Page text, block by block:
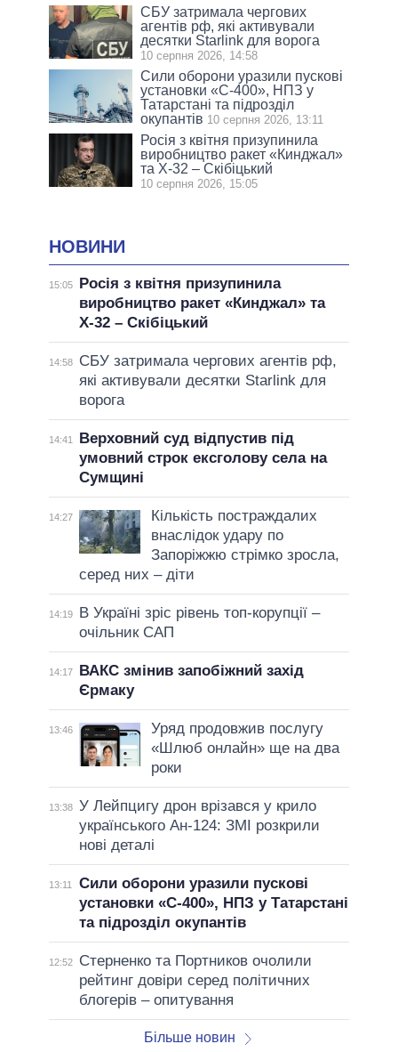
СБУ затримала чергових
агентів рф, які активували
десятки Starlink для ворога
10 серпня 2026, 14:58
Сили оборони уразили пускові
установки «С-400», НПЗ у
Татарстані та підрозділ
окупантів 10 серпня 2026, 13:11
Росія з квітня призупинила
виробництво ракет «Кинджал»
та Х-32 – Скібіцький
10 серпня 2026, 15:05
НОВИНИ
15:05
Росія з квітня призупинила
виробництво ракет «Кинджал» та
Х-32 – Скібіцький
14:58
СБУ затримала чергових агентів рф,
які активували десятки Starlink для
ворога
14:41
Верховний суд відпустив під
умовний строк ексголову села на
Сумщині
14:27
Кількість постраждалих
внаслідок удару по
Запоріжжю стрімко зросла,
серед них – діти
14:19
В Україні зріс рівень топ-корупції –
очільник САП
14:17
ВАКС змінив запобіжний захід
Єрмаку
13:46
Уряд продовжив послугу
«Шлюб онлайн» ще на два
роки
13:38 У Лейпцигу дрон врізався у крило
українського Ан-124: ЗМІ розкрили
нові деталі
13:11
Сили оборони уразили пускові
установки «С-400», НПЗ у Татарстані
та підрозділ окупантів
12:52
Стерненко та Портников очолили
рейтинг довіри серед політичних
блогерів – опитування
Більше новин